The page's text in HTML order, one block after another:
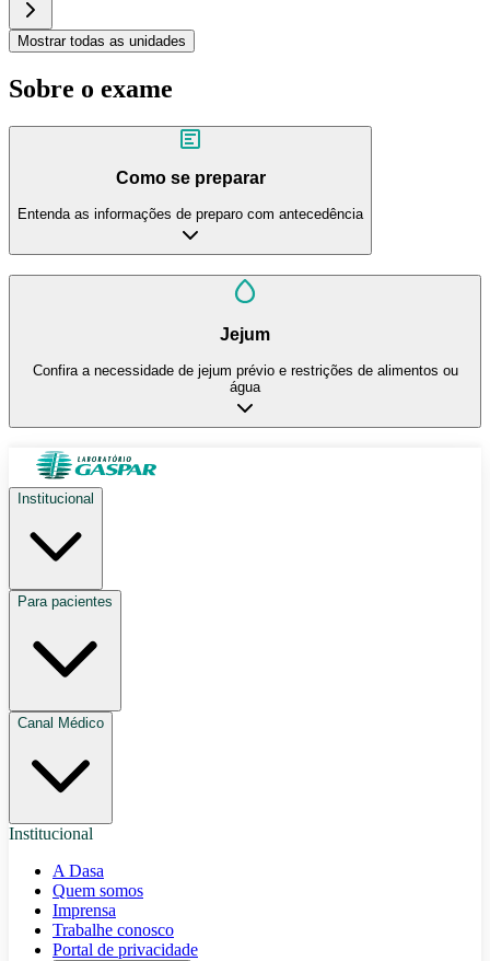
Mostrar todas as unidades
Sobre o exame
Como se preparar
Entenda as informações de preparo com antecedência
Jejum
Confira a necessidade de jejum prévio e restrições de alimentos ou
água
Institucional
Para pacientes
Canal Médico
Institucional
A Dasa
Quem somos
Imprensa
Trabalhe conosco
Portal de privacidade